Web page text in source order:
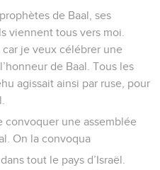
de Baal, ses
viennent tous vers moi.
je veux célébrer une
de Baal. Tous les
agissait ainsi par ruse, pour
convoquer une assemblée
On la convoqua
tout le pays d’Israël.